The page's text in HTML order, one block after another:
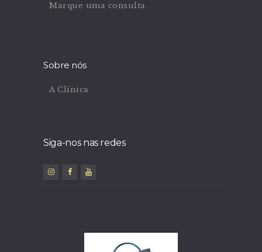
Marque uma consulta
Sobre nós
A Clínica
Siga-nos nas redes